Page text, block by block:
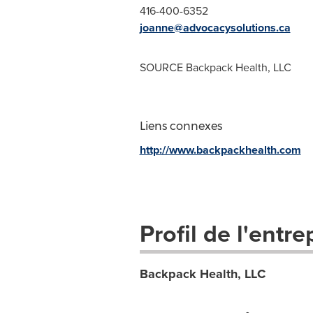
416-400-6352
joanne@advocacysolutions.ca
SOURCE Backpack Health, LLC
Liens connexes
http://www.backpackhealth.com
Profil de
Backpack Health, LLC